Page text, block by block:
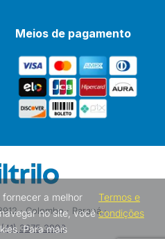
Meios de pagamento
· Colombo · Paraná ·
3675 3900
fornecer a melhor
no site, você
Para mais
Termos e
condições